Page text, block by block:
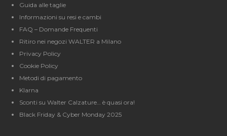
Guida alle taglie
Informazioni su resi e cambi
FAQ – Domande Frequenti
Ritiro nei negozi WALTER a Milano
Privacy Policy
Cookie Policy
Metodi di pagamento
Klarna
Sconti su Walter Calzature… è quasi ora!
Black Friday & Cyber Monday 2025